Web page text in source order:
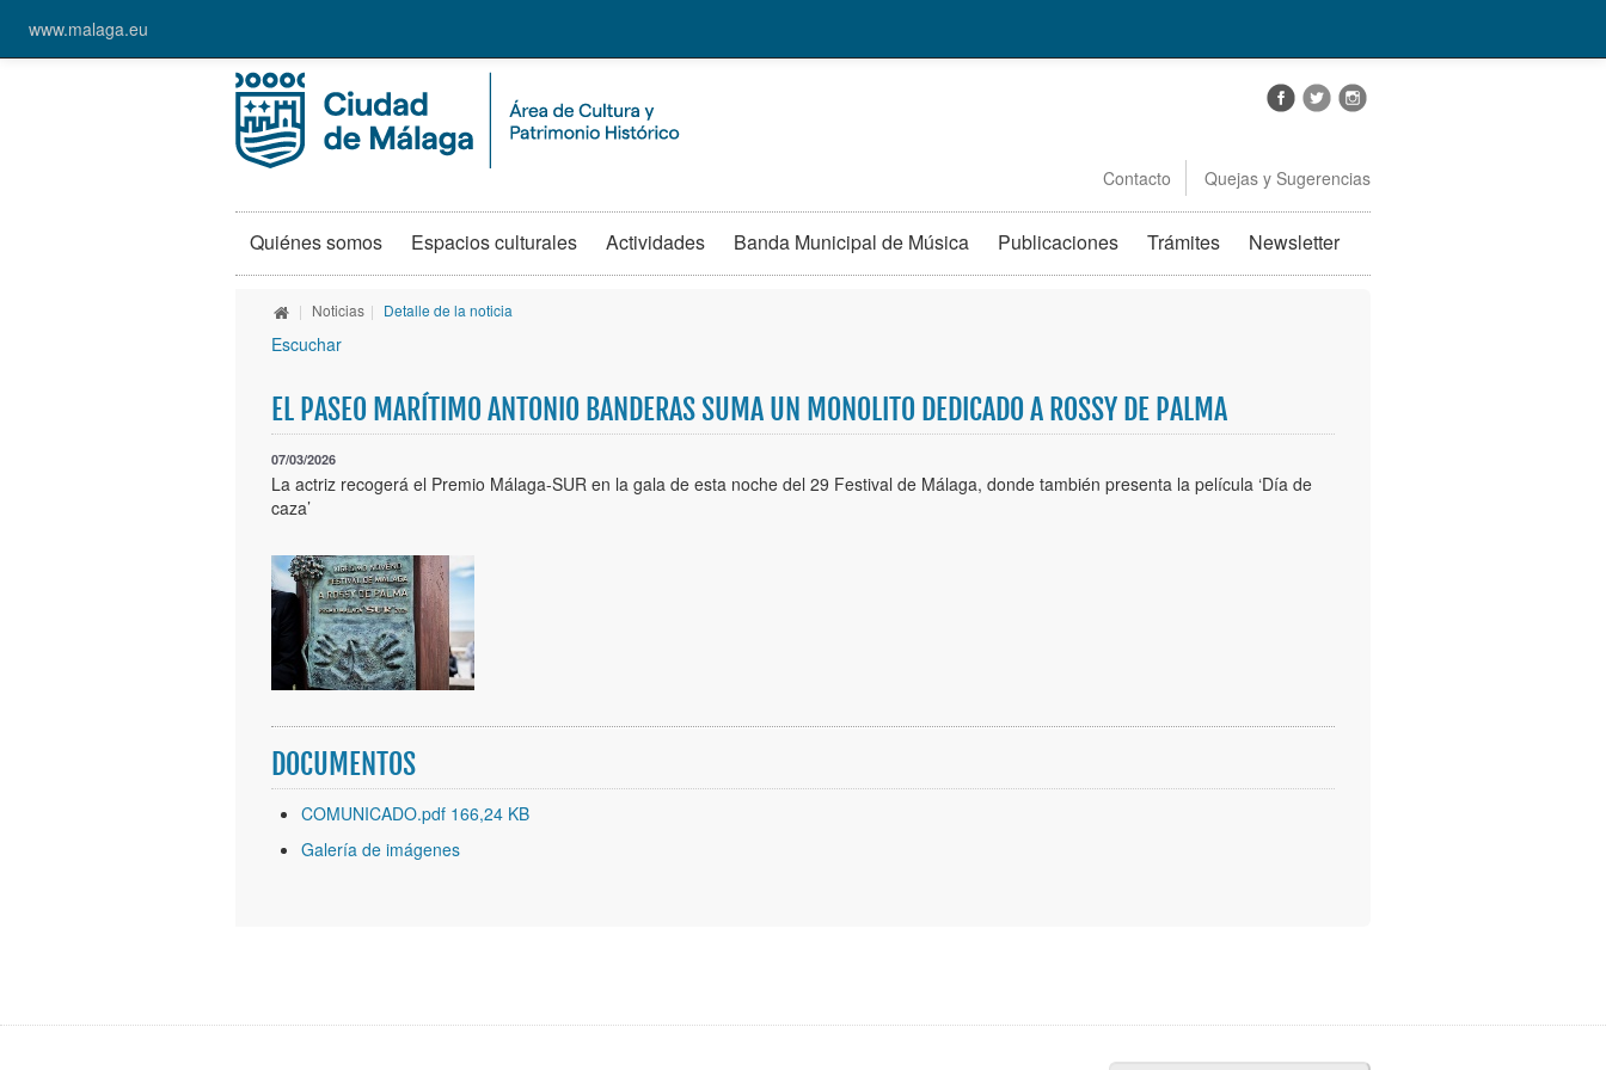
www.malaga.eu
Contacto Quejas y Sugerencias
Quiénes somos Espacios culturales Actividades Banda Municipal de Música Publicaciones Trámites Newsletter
| Noticias | Detalle de la noticia
Escuchar
EL PASEO MARÍTIMO ANTONIO BANDERAS SUMA UN MONOLITO DEDICADO A ROSSY DE PALMA
07/03/2026
La actriz recogerá el Premio Málaga-SUR en la gala de esta noche del 29 Festival de Málaga, donde también presenta la película ‘Día de
caza’
DOCUMENTOS
COMUNICADO.pdf 166,24 KB
Galería de imágenes